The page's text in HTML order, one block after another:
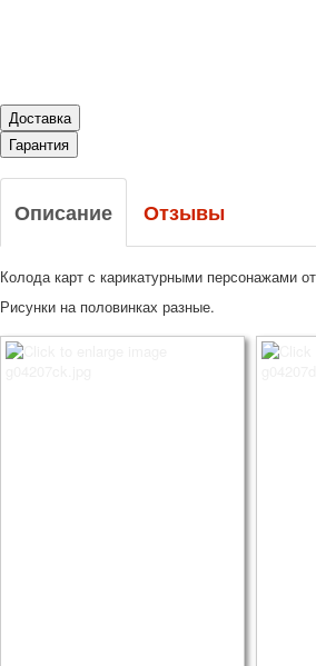
Доставка
Гарантия
Описание Отзывы
Колода карт с карикатурными персонажами
Рисунки на половинках разные.